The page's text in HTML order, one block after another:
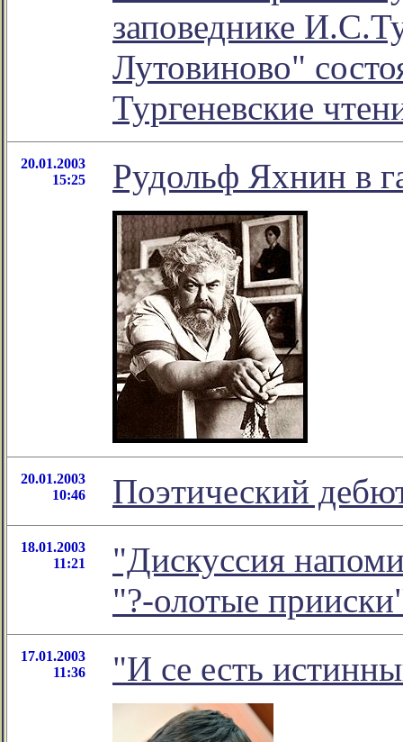
заповеднике
Лутовиново"
Тургеневские
20.01.2003
15:25
Рудольф Яхнин в
20.01.2003
10:46
Поэтический
18.01.2003
11:21
"Дискуссия
"?-олотые
17.01.2003
11:36
"И се есть